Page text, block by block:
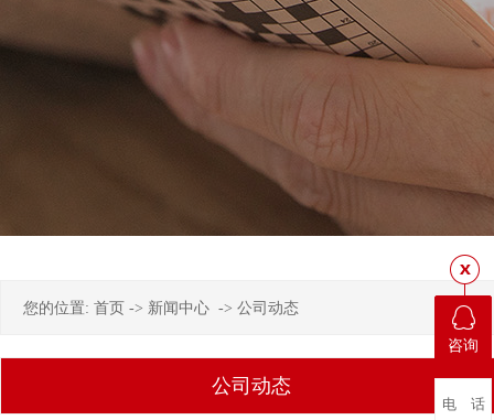
您的位置: 首页 -> 新闻中心 -> 公司动态
公司动态
咨询
电 话